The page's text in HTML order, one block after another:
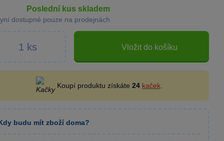
poslední kus skladem
dostupné pouze na prodejnách
Vložit do košíku
Koupí produktu získáte 24 kaček.
budu mít zboží doma?